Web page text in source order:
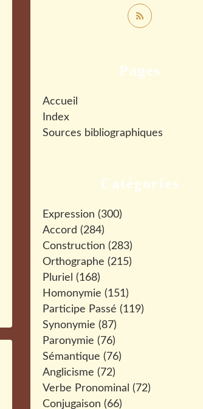
Catégories
Expression (300)
Accord (284)
Construction (283)
Orthographe (215)
Pluriel (168)
Homonymie (151)
Participe Passé (119)
Synonymie (87)
Paronymie (76)
Sémantique (76)
Anglicisme (72)
Verbe Pronominal (72)
Conjugaison (66)
Pages
Accueil
Index
Sources bibliographiques